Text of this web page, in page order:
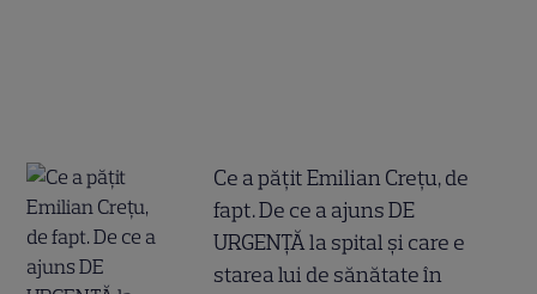
Ce a pățit Emilian Crețu, de
fapt. De ce a ajuns DE
URGENȚĂ la spital și care e
starea lui de sănătate în